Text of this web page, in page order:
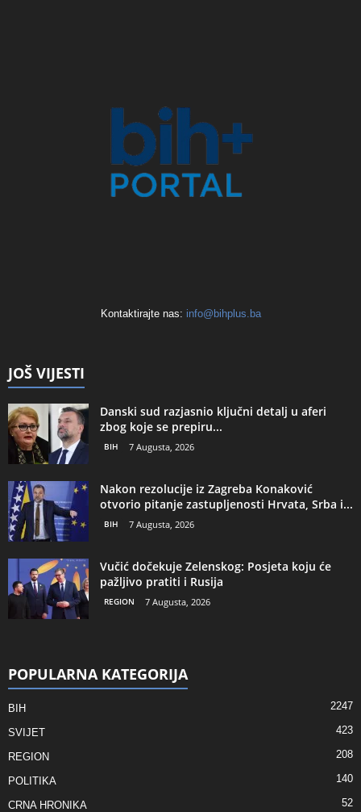
Kontaktirajte nas: info@bihplus.ba
JOŠ VIJESTI
Danski sud razjasnio ključni detalj u aferi
zbog koje se prepiru...
BIH 7 Augusta, 2026
Nakon rezolucije iz Zagreba Konaković
otvorio pitanje zastupljenosti Hrvata, Srba i...
BIH 7 Augusta, 2026
Vučić dočekuje Zelenskog: Posjeta koju će
pažljivo pratiti i Rusija
REGION 7 Augusta, 2026
POPULARNA KATEGORIJA
BIH 2247
SVIJET 423
REGION 208
POLITIKA 140
CRNA HRONIKA 52